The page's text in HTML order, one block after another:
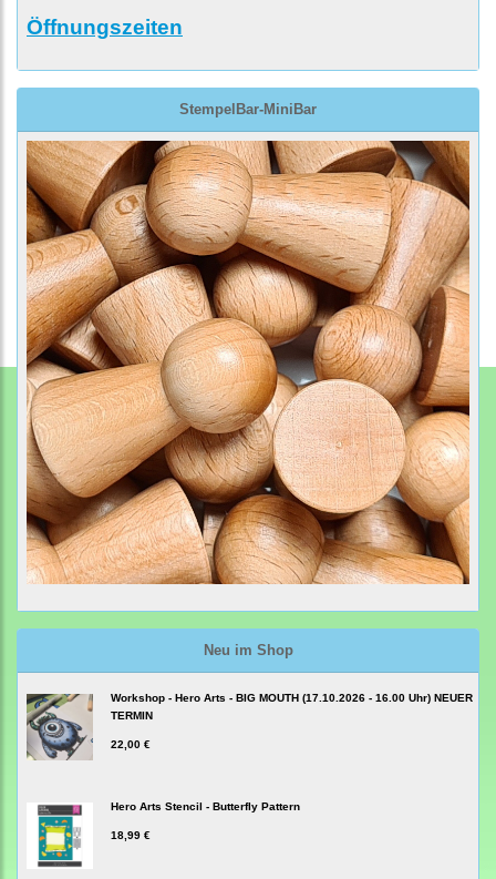
Öffnungszeiten
StempelBar-MiniBar
Neu im Shop
Workshop - Hero Arts - BIG MOUTH (17.10.2026 - 16.00 Uhr) NEUER
TERMIN
22,00 €
Hero Arts Stencil - Butterfly Pattern
18,99 €